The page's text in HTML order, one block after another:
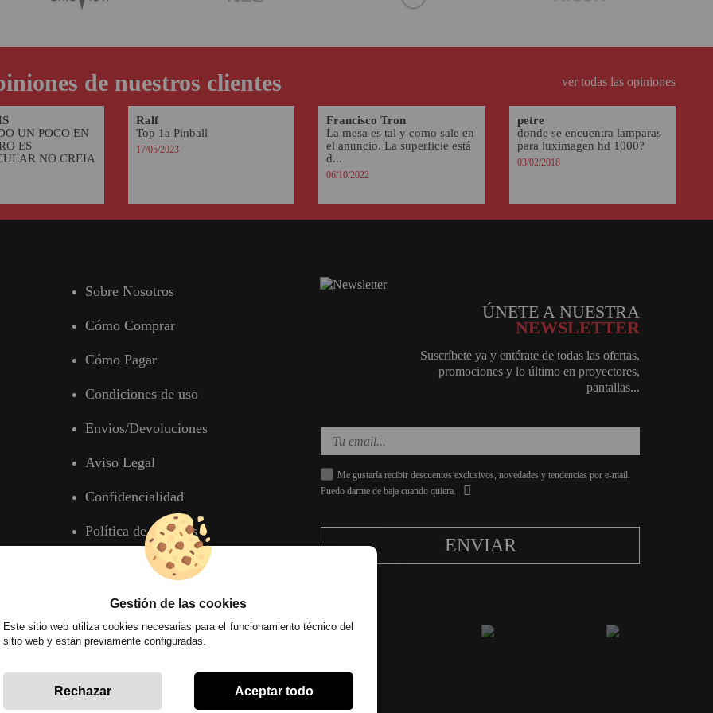
de nuestros clientes ver todas las opiniones
UN POCO EN
ES
NO CREIA
Ralf
Top 1a Pinball
17/05/2023
Francisco Tron
La mesa es tal y como sale en
el anuncio. La superficie está
d...
06/10/2022
petre
donde se encuentra lamparas
para luximagen hd 1000?
03/02/2018
Sobre Nosotros
Cómo Comprar
Cómo Pagar
Condiciones de uso
Envios/Devoluciones
Aviso Legal
Confidencialidad
Política de Cookies
ÚNETE A NUESTRA
NEWSLETTER
Suscríbete ya y entérate de todas las ofertas,
promociones y lo último en proyectores,
pantallas...
Me gustaría recibir descuentos exclusivos, novedades y tendencias por e-mail.
Puedo darme de baja cuando quiera.
ENVIAR
Gestión de las cookies
Este sitio web utiliza cookies necesarias para el funcionamiento técnico del
sitio web y están previamente configuradas.
Rechazar Aceptar todo